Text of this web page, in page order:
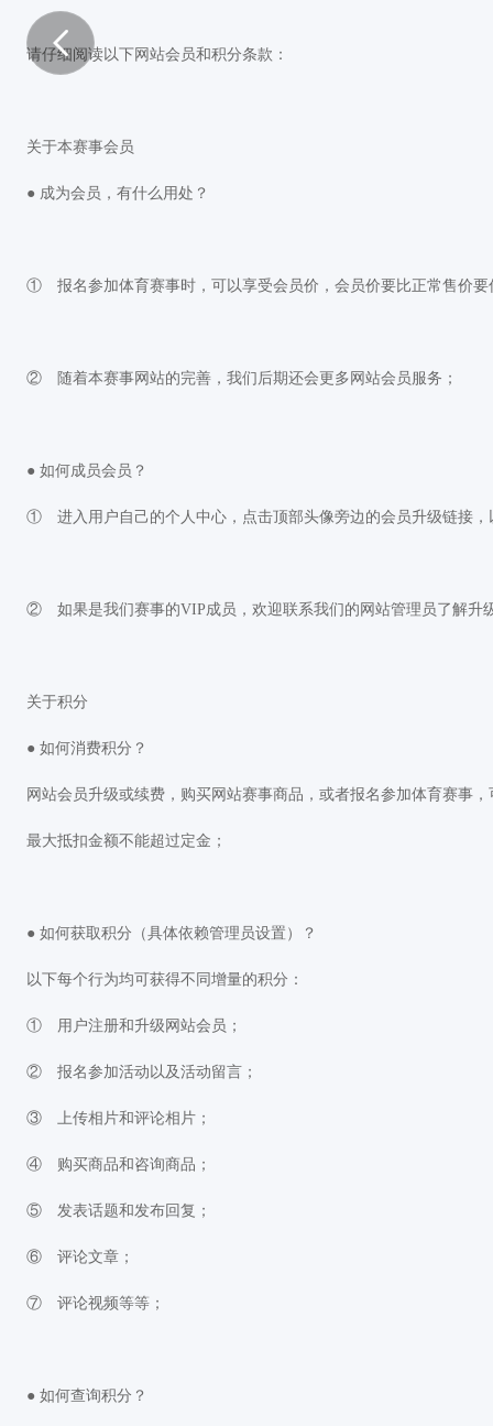
请仔细阅读以下网站会员和积分条款：
关于本赛事会员
● 成为会员，有什么用处？
① 报名参加体育赛事时，可以享受会员价，会员价要比正常售价要
② 随着本赛事网站的完善，我们后期还会更多网站会员服务；
● 如何成员会员？
① 进入用户自己的个人中心，点击顶部头像旁边的会员升级链接，
② 如果是我们赛事的VIP成员，欢迎联系我们的网站管理员了解升
关于积分
● 如何消费积分？
网站会员升级或续费，购买网站赛事商品，或者报名参加体育赛事
最大抵扣金额不能超过定金；
● 如何获取积分（具体依赖管理员设置）？
以下每个行为均可获得不同增量的积分：
① 用户注册和升级网站会员；
② 报名参加活动以及活动留言；
③ 上传相片和评论相片；
④ 购买商品和咨询商品；
⑤ 发表话题和发布回复；
⑥ 评论文章；
⑦ 评论视频等等；
● 如何查询积分？